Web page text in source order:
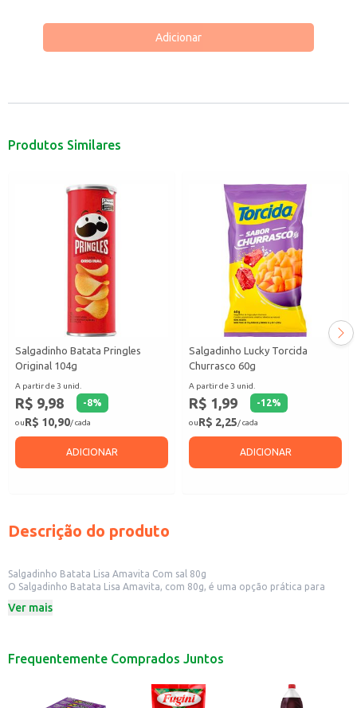
Adicionar
Produtos Similares
Salgadinho Batata Pringles
Original 104g
A partir de 3 unid.
R$ 9,98 -8%
ouR$ 10,90/ cada
ADICIONAR
Salgadinho Lucky Torcida
Churrasco 60g
A partir de 3 unid.
R$ 1,99 -12%
ouR$ 2,25/ cada
ADICIONAR
Descrição do produto
Salgadinho Batata Lisa Amavita Com sal 80g
O Salgadinho Batata Lisa Amavita, com 80g, é uma opção prática para
ou para compartilhar em momentos de descontração, este salgadinho é
Uma boa opção para ter sempre à mão em casa ou no escritório.
Com o Salgadinho Batata Lisa Amavita, você tem a praticidade de um snack
Ver mais
Frequentemente Comprados Juntos